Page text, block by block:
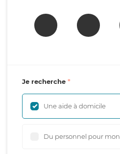
Je recherche
Une aide à domicile
Du personnel pour